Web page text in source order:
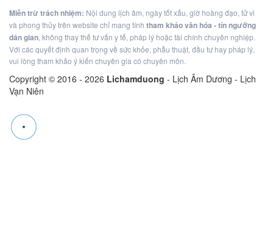
Miễn trừ trách nhiệm: Nội dung lịch âm, ngày tốt xấu, giờ hoàng đạo, tử vi
và phong thủy trên website chỉ mang tính tham khảo văn hóa - tín ngưỡng
dân gian, không thay thế tư vấn y tế, pháp lý hoặc tài chính chuyên nghiệp.
Với các quyết định quan trọng về sức khỏe, phẫu thuật, đầu tư hay pháp lý,
vui lòng tham khảo ý kiến chuyên gia có chuyên môn.
Copyright © 2016 - 2026 Lichamduong - Lịch Âm Dương - Lịch
Vạn Niên